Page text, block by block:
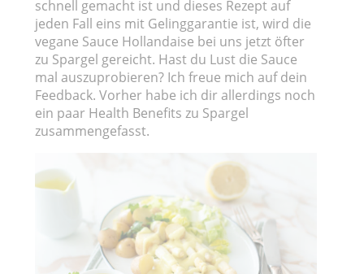
schnell gemacht ist und dieses Rezept auf
jeden Fall eins mit Gelinggarantie ist, wird die
vegane Sauce Hollandaise bei uns jetzt öfter
zu Spargel gereicht. Hast du Lust die Sauce
mal auszuprobieren? Ich freue mich auf dein
Feedback. Vorher habe ich dir allerdings noch
ein paar Health Benefits zu Spargel
zusammengefasst.